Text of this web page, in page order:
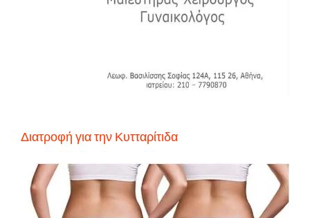
Διατροφή για την Κυτταρίτιδα